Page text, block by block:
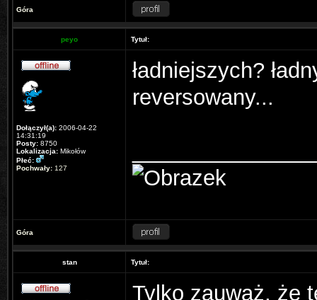
Góra
peyo Tytuł:
Dołączył(a): 2006-04-22
14:31:19
Posty: 8750
Lokalizacja: Mikołów
Płeć:
Pochwały: 127
ładniejszych?
reversowany...
Góra
stan Tytuł:
Tylko zauważ, że